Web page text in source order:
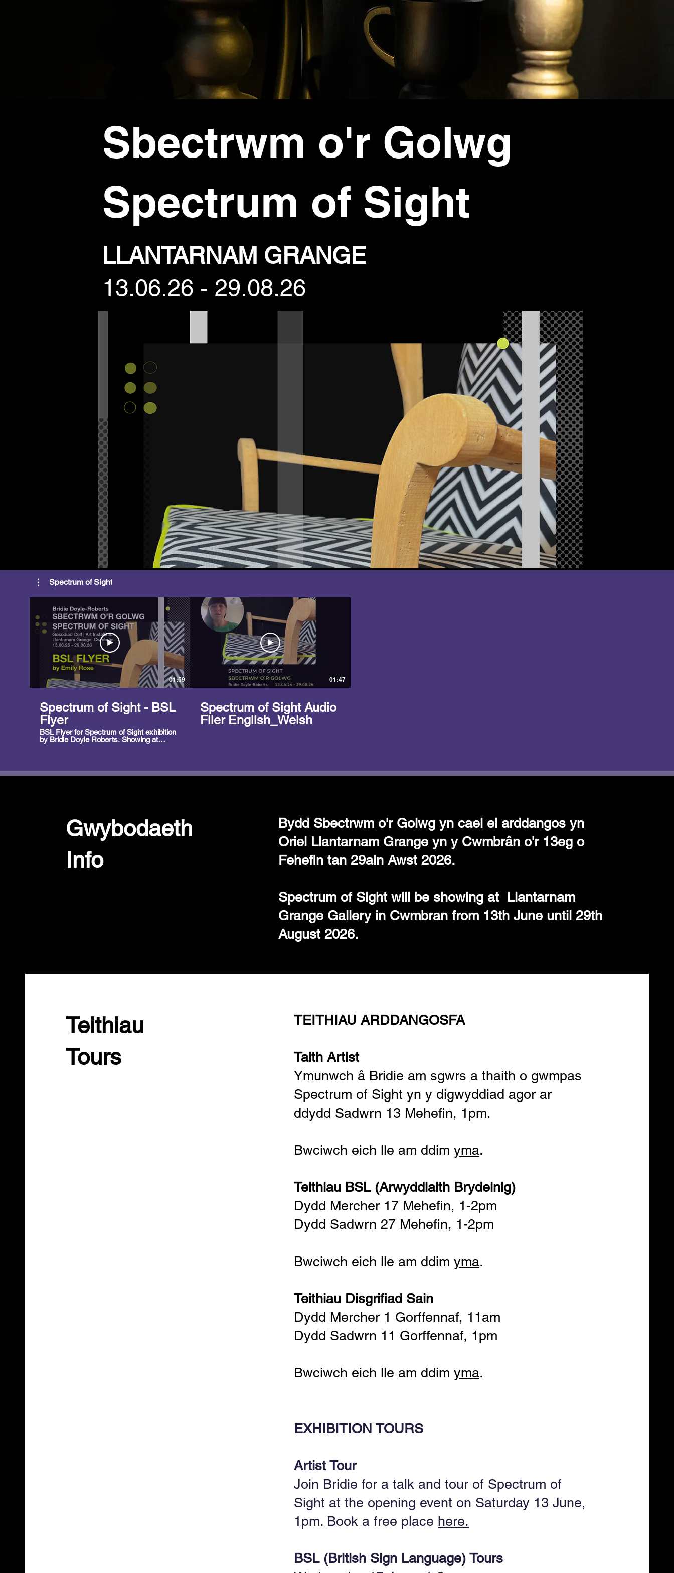
Sbectrwm o'r Golwg
Spectrum of Sight
LLANTARNAM GRANGE
13.06.26 - 29.08.26
Spectrum of Sight
01:59
Spectrum of Sight - BSL
Flyer
BSL Flyer for Spectrum of Sight exhibition
by Bridie Doyle Roberts. Showing at
01:47
Spectrum of Sight Audio
Flier English_Welsh
Gwybodaeth
Info
Bydd Sbectrwm o'r Golwg yn cael ei arddangos yn
Oriel Llantarnam Grange yn y Cwmbrân o'r 13eg o
Fehefin tan 29ain Awst 2026.
Spectrum of Sight will be showing at Llantarnam
Grange Gallery in Cwmbran from 13th June until 29th
August 2026.
Teithiau
Tours
TEITHIAU ARDDANGOSFA
Taith Artist
Ymunwch â Bridie am sgwrs a thaith o gwmpas
Spectrum of Sight yn y digwyddiad agor ar
ddydd Sadwrn 13 Mehefin, 1pm.
Bwciwch eich lle am ddimyma.
Teithiau BSL (Arwyddiaith Brydeinig)
Dydd Mercher 17 Mehefin, 1-2pm
Dydd Sadwrn 27 Mehefin, 1-2pm
Bwciwch eich lle am ddimyma.
Teithiau Disgrifiad Sain
Dydd Mercher 1 Gorffennaf, 11am
Dydd Sadwrn 11 Gorffennaf, 1pm
Bwciwch eich lle am ddimyma.
EXHIBITION TOURS
Artist Tour
Join Bridie for a talk and tour of Spectrum of
Sight at the opening event on Saturday 13 June,
1pm. Book a free place here.
BSL (British Sign Language) Tours